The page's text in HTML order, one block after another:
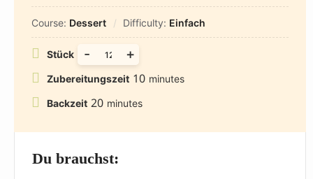
Course: Dessert Difficulty: Einfach
Stück +
-
Zubereitungszeit 10 minutes
Backzeit 20 minutes
Du brauchst: